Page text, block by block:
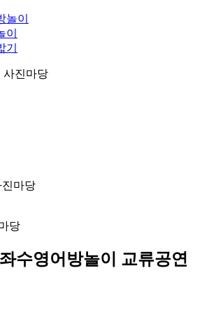
놀이
이
기
사진마당
마당
당
수영어방놀이 교류공연